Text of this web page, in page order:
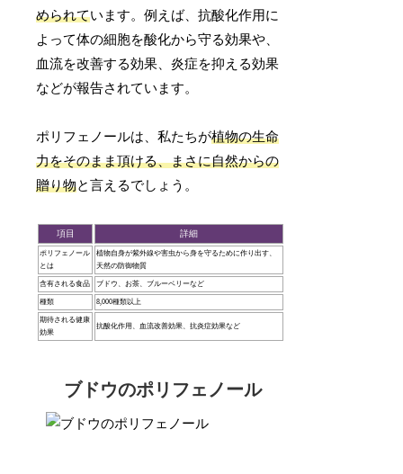
められています。例えば、抗酸化作用に
よって体の細胞を酸化から守る効果や、
血流を改善する効果、炎症を抑える効果
などが報告されています。
ポリフェノールは、私たちが植物の生命
力をそのまま頂ける、まさに自然からの
贈り物と言えるでしょう。
項目 詳細
ポリフェノール
とは
植物自身が紫外線や害虫から身を守るために作り出す、
天然の防御物質
含有される食品 ブドウ、お茶、ブルーベリーなど
種類 8,000種類以上
期待される健康
効果
抗酸化作用、血流改善効果、抗炎症効果など
ブドウのポリフェノール